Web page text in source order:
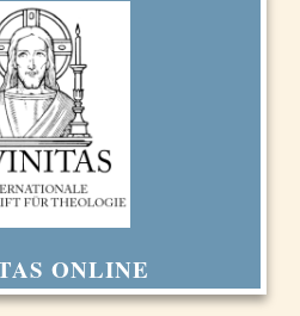
ONLINE